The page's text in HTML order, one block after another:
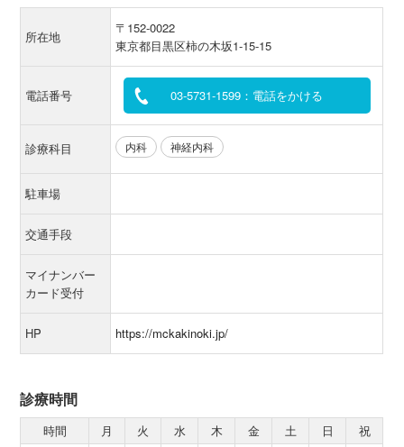
所在地
〒152-0022
東京都目黒区柿の木坂1-15-15
電話番号 03-5731-1599：電話をかける
診療科目 内科 神経内科
駐車場
交通手段
マイナンバー
カード受付
HP https://mckakinoki.jp/
診療時間
時間 月 火 水 木 金 土 日
祝